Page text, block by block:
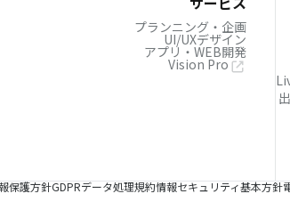
プランニング・企画
UI/UXデザイン
アプリ・WEB開発
Vision Pro
保護方針GDPRデータ処理規約情報セキュリティ基本方針